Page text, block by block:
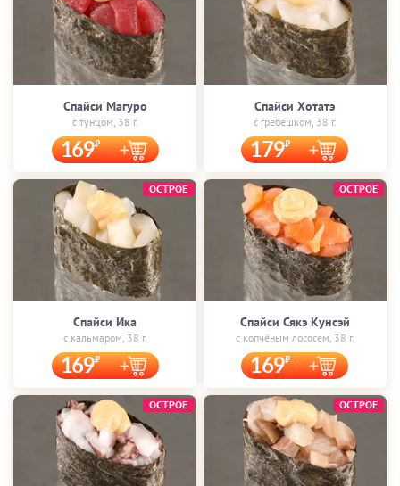
Спайси Магуро
с тунцом, 38 г.
169
Спайси Хотатэ
с гребешком, 38 г.
179
Спайси Ика
с кальмаром, 38 г.
169
ОСТРОЕ
Спайси Сякэ Кунсэй
с копчёным лососем, 38 г.
169
ОСТРОЕ
ОСТРОЕ ОСТРОЕ